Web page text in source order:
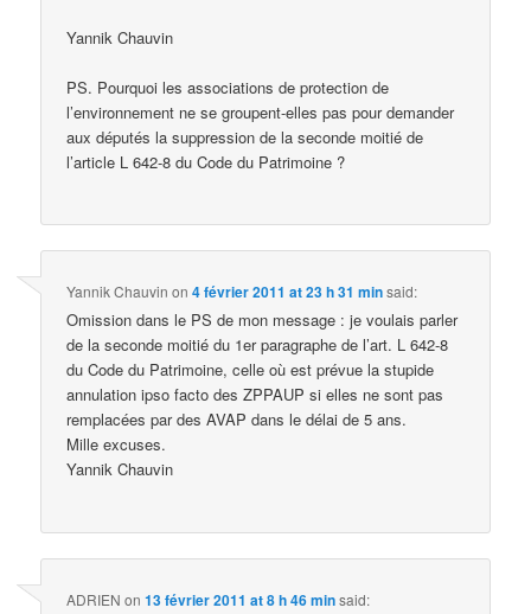
Yannik Chauvin
PS. Pourquoi les associations de protection de
l’environnement ne se groupent-elles pas pour demander
aux députés la suppression de la seconde moitié de
l’article L 642-8 du Code du Patrimoine ?
Yannik Chauvin on4 février 2011 at 23 h 31 minsaid:
Omission dans le PS de mon message : je voulais parler
de la seconde moitié du 1er paragraphe de l’art. L 642-8
du Code du Patrimoine, celle où est prévue la stupide
annulation ipso facto des ZPPAUP si elles ne sont pas
remplacées par des AVAP dans le délai de 5 ans.
Mille excuses.
Yannik Chauvin
ADRIEN on13 février 2011 at 8 h 46 minsaid: